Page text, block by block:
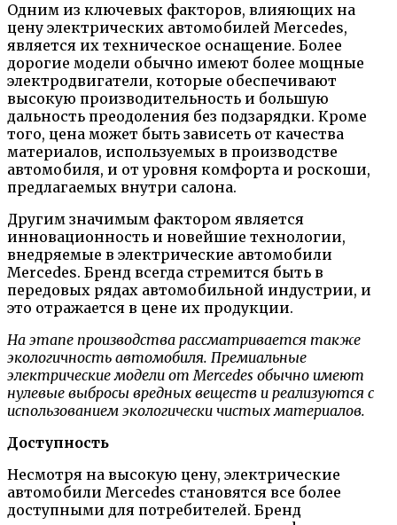
Одним из ключевых факторов, влияющих на
цену электрических автомобилей Mercedes,
является их техническое оснащение. Более
дорогие модели обычно имеют более мощные
электродвигатели, которые обеспечивают
высокую производительность и большую
дальность преодоления без подзарядки. Кроме
того, цена может быть зависеть от качества
материалов, используемых в производстве
автомобиля, и от уровня комфорта и роскоши,
предлагаемых внутри салона.
Другим значимым фактором является
инновационность и новейшие технологии,
внедряемые в электрические автомобили
Mercedes. Бренд всегда стремится быть в
передовых рядах автомобильной индустрии, и
это отражается в цене их продукции.
На этапе производства рассматривается также
экологичность автомобиля. Премиальные
электрические модели от Mercedes обычно имеют
нулевые выбросы вредных веществ и реализуются с
использованием экологически чистых материалов.
Доступность
Несмотря на высокую цену, электрические
автомобили Mercedes становятся все более
доступными для потребителей. Бренд